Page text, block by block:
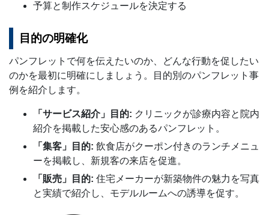
予算と制作スケジュールを決定する
目的の明確化
パンフレットで何を伝えたいのか、どんな行動を促したい
のかを最初に明確にしましょう。目的別のパンフレット事
例を紹介します。
「サービス紹介」目的: クリニックが診療内容と院内
紹介を掲載した安心感のあるパンフレット。
「集客」目的: 飲食店がクーポン付きのランチメニュ
ーを掲載し、新規客の来店を促進。
「販売」目的: 住宅メーカーが新築物件の魅力を写真
と実績で紹介し、モデルルームへの誘導を促す。